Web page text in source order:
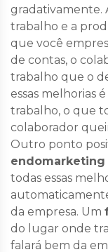
gradativamente.
trabalho e a
que você
de contas, o
trabalho que o
essas melhorias
trabalho, o que
colaborador
Outro ponto
endomarketing
todas essas
da empresa. Um
do lugar onde
falará bem da